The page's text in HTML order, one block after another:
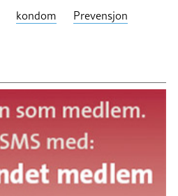
kondom Prevensjon